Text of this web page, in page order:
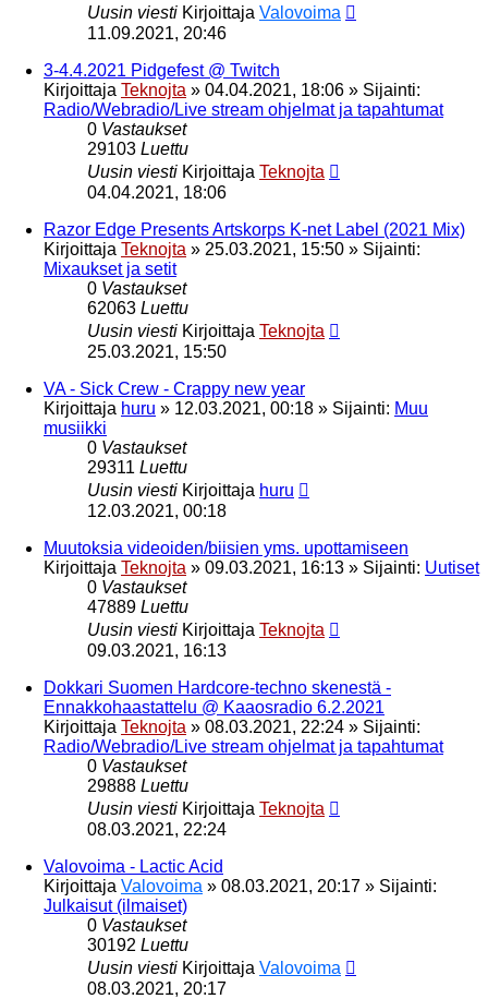
Uusin viesti Kirjoittaja Valovoima
11.09.2021, 20:46
3-4.4.2021 Pidgefest @ Twitch
Kirjoittaja Teknojta » 04.04.2021, 18:06 » Sijainti:
Radio/Webradio/Live stream ohjelmat ja tapahtumat
0 Vastaukset
29103 Luettu
Uusin viesti Kirjoittaja Teknojta
04.04.2021, 18:06
Razor Edge Presents Artskorps K-net Label (2021 Mix)
Kirjoittaja Teknojta » 25.03.2021, 15:50 » Sijainti:
Mixaukset ja setit
0 Vastaukset
62063 Luettu
Uusin viesti Kirjoittaja Teknojta
25.03.2021, 15:50
VA - Sick Crew - Crappy new year
Kirjoittaja huru » 12.03.2021, 00:18 » Sijainti: Muu
musiikki
0 Vastaukset
29311 Luettu
Uusin viesti Kirjoittaja huru
12.03.2021, 00:18
Muutoksia videoiden/biisien yms. upottamiseen
Kirjoittaja Teknojta » 09.03.2021, 16:13 » Sijainti: Uutiset
0 Vastaukset
47889 Luettu
Uusin viesti Kirjoittaja Teknojta
09.03.2021, 16:13
Dokkari Suomen Hardcore-techno skenestä -
Ennakkohaastattelu @ Kaaosradio 6.2.2021
Kirjoittaja Teknojta » 08.03.2021, 22:24 » Sijainti:
Radio/Webradio/Live stream ohjelmat ja tapahtumat
0 Vastaukset
29888 Luettu
Uusin viesti Kirjoittaja Teknojta
08.03.2021, 22:24
Valovoima - Lactic Acid
Kirjoittaja Valovoima » 08.03.2021, 20:17 » Sijainti:
Julkaisut (ilmaiset)
0 Vastaukset
30192 Luettu
Uusin viesti Kirjoittaja Valovoima
08.03.2021, 20:17